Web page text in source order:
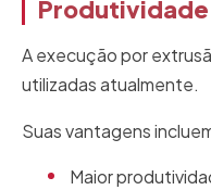
Produtividade
A execução por
utilizadas atualmente.
Suas vantagens
Maior